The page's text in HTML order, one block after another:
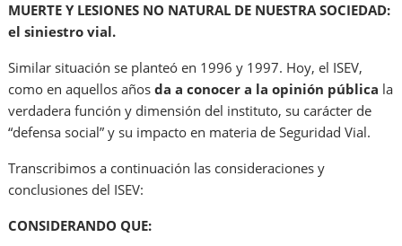
MUERTE Y LESIONES NO NATURAL DE NUESTRA SOCIEDAD:
el siniestro vial.
Similar situación se planteó en 1996 y 1997. Hoy, el ISEV,
como en aquellos añosda a conocer a la opinión pública la
verdadera función y dimensión del instituto, su carácter de
“defensa social” y su impacto en materia de Seguridad Vial.
Transcribimos a continuación las consideraciones y
conclusiones del ISEV:
CONSIDERANDO QUE: